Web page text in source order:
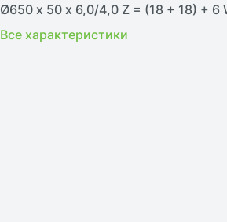
Ø650 х 50 х 6,0/4,0 Z = (18 + 18) + 6
Все характеристики